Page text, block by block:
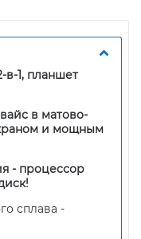
в-1, планшет
в матово-
и мощным
- процессор
сплава -